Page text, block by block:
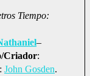
Tiempo:
–
Criador:
: John Gosden.